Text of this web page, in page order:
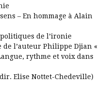
– En hommage à Alain
politiques de l’ironie
de l’auteur Philippe Djian «
rythme et voix dans
Elise Nottet-Chedeville)